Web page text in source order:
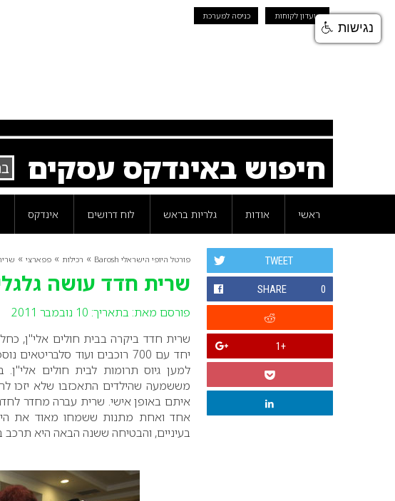
מועדון לקוחות כניסה למערכת
חיפוש באינדקס עסקים
ראשי אודות גלריות בראש לוח דרושים אינדקס
פורטל היופי הישראלי Barosh » רכילות » פפארצי »
שרית חדד עושה
פורסם מאת: בתאריך: 10 נובמבר 2011
TWEET
SHARE 0
+1 שרית חדד ביקרה בבית חולים אלי"ן,
למען גיוס תרומות לבית חולים אלי"ן.
מששמעה שהילדים התאכזבו שלא יזכו
איתם באופן אישי. שרית עברה מחדר
אחד ואחת מתנות ששמחו מאוד את
בעיניים, והבטיחה ששנה הבאה היא תרכב
נגישות